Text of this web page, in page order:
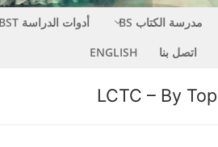
مدرسة الكتاب BS أدوات الدراسة BST
اتصل بنا ENGLISH